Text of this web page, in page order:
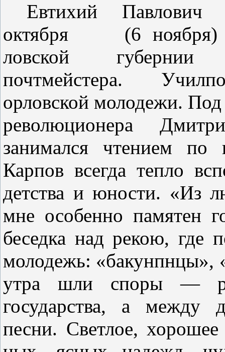
Евтихий
Павлович
октября
(6
ловской
губернии
почтмейстера.
орловской молодежи. Под
революционера
занимался чте­нием по
Карпов всегда тепло
детст­ва и юности.
мне особенно памятен
беседка над рекою, где
молодежь: «бакунпнцы»,
утра шли споры —
государства, а между
песни. Светлое,